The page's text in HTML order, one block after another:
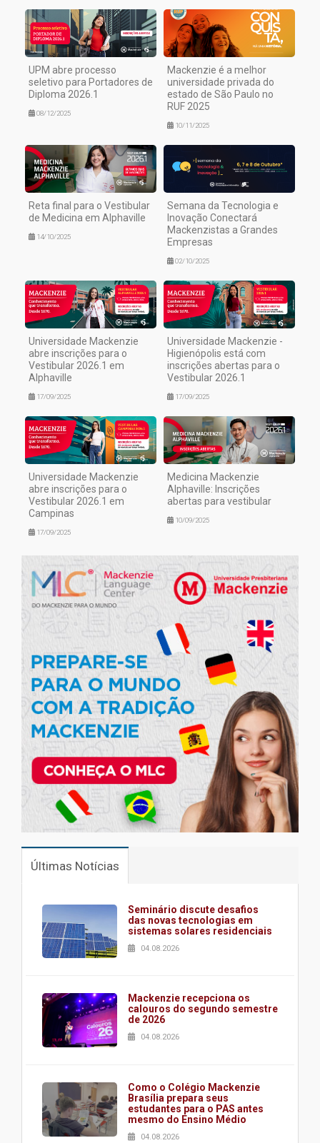
UPM abre processo
seletivo para Portadores de
Diploma 2026.1
08/12/2025
Mackenzie é a melhor
universidade privada do
estado de São Paulo no
RUF 2025
10/11/2025
Reta final para o Vestibular
de Medicina em Alphaville
14/10/2025
Semana da Tecnologia e
Inovação Conectará
Mackenzistas a Grandes
Empresas
02/10/2025
Universidade Mackenzie
abre inscrições para o
Vestibular 2026.1 em
Alphaville
17/09/2025
Universidade Mackenzie -
Higienópolis está com
inscrições abertas para o
Vestibular 2026.1
17/09/2025
Universidade Mackenzie
abre inscrições para o
Vestibular 2026.1 em
Campinas
17/09/2025
Medicina Mackenzie
Alphaville: Inscrições
abertas para vestibular
10/09/2025
Últimas Notícias
Seminário discute desafios
das novas tecnologias em
sistemas solares residenciais
04.08.2026
Mackenzie recepciona os
calouros do segundo semestre
de 2026
04.08.2026
Como o Colégio Mackenzie
Brasília prepara seus
estudantes para o PAS antes
mesmo do Ensino Médio
04.08.2026